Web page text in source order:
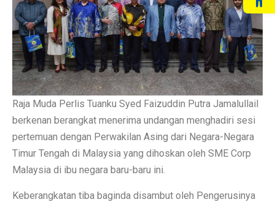
Raja Muda Perlis Tuanku Syed Faizuddin Putra Jamalullail
berkenan berangkat menerima undangan menghadiri sesi
pertemuan dengan Perwakilan Asing dari Negara-Negara
Timur Tengah di Malaysia yang dihoskan oleh SME Corp
Malaysia di ibu negara baru-baru ini.
Keberangkatan tiba baginda disambut oleh Pengerusinya